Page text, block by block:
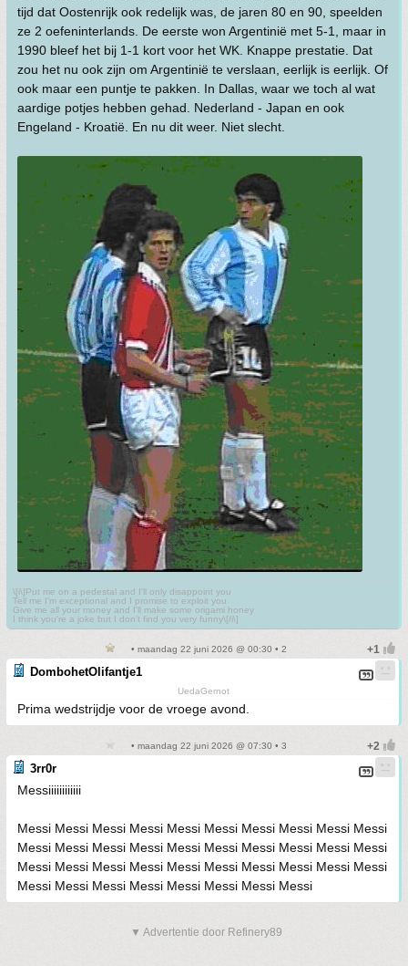
tijd dat Oostenrijk ook redelijk was, de jaren 80 en 90, speelden
ze 2 oefeninterlands. De eerste won Argentinië met 5-1, maar in
1990 bleef het bij 1-1 kort voor het WK. Knappe prestatie. Dat
zou het nu ook zijn om Argentinië te verslaan, eerlijk is eerlijk. Of
ook maar een puntje te pakken. In Dallas, waar we toch al wat
aardige potjes hebben gehad. Nederland - Japan en ook
Engeland - Kroatië. En nu dit weer. Niet slecht.
\[i\]Put me on a pedestal and I'll only disappoint you
Tell me I'm exceptional and I promise to exploit you
Give me all your money and I'll make some origami honey
I think you're a joke but I don't find you very funny\[/i\]
• maandag 22 juni 2026 @ 00:30 • 2
DombohetOlifantje1
UedaGernot
Prima wedstrijdje voor de vroege avond.
• maandag 22 juni 2026 @ 07:30 • 3
3rr0r
Messiiiiiiiiiiii
Messi Messi Messi Messi Messi Messi Messi Messi Messi Messi
Messi Messi Messi Messi Messi Messi Messi Messi Messi Messi
Messi Messi Messi Messi Messi Messi Messi Messi Messi Messi
Messi Messi Messi Messi Messi Messi Messi Messi
▼ Advertentie door Refinery89